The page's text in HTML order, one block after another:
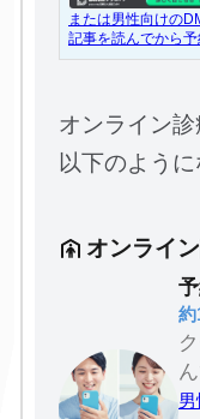
または男性向けの
記事を読んでから予
オンライン
以下のよう
オンライ
約